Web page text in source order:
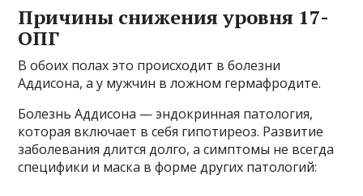
Причины снижения уровня 17-
ОПГ
В обоих полах это происходит в болезни
Аддисона, а у мужчин в ложном гермафродите.
Болезнь Аддисона — эндокринная патология,
которая включает в себя гипотиреоз. Развитие
заболевания длится долго, а симптомы не всегда
специфики и маска в форме других патологий: